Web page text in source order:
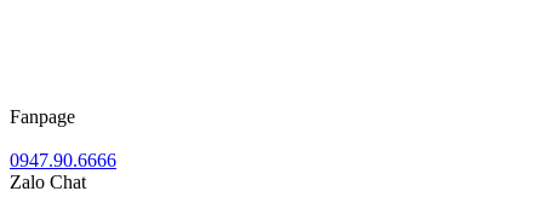
Fanpage
0947.90.6666
Zalo Chat